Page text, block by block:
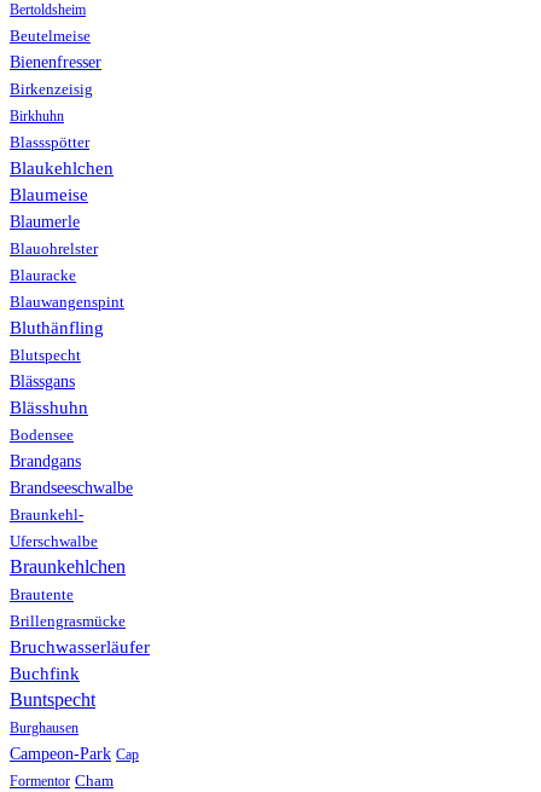
Bertoldsheim
Beutelmeise
Bienenfresser
Birkenzeisig
Birkhuhn
Blassspötter
Blaukehlchen
Blaumeise
Blaumerle
Blauohrelster
Blauracke
Blauwangenspint
Bluthänfling
Blutspecht
Blässgans
Blässhuhn
Bodensee
Brandgans
Brandseeschwalbe
Braunkehl-
Uferschwalbe
Braunkehlchen
Brautente
Brillengrasmücke
Bruchwasserläufer
Buchfink
Buntspecht
Burghausen
Campeon-Park Cap
Formentor Cham